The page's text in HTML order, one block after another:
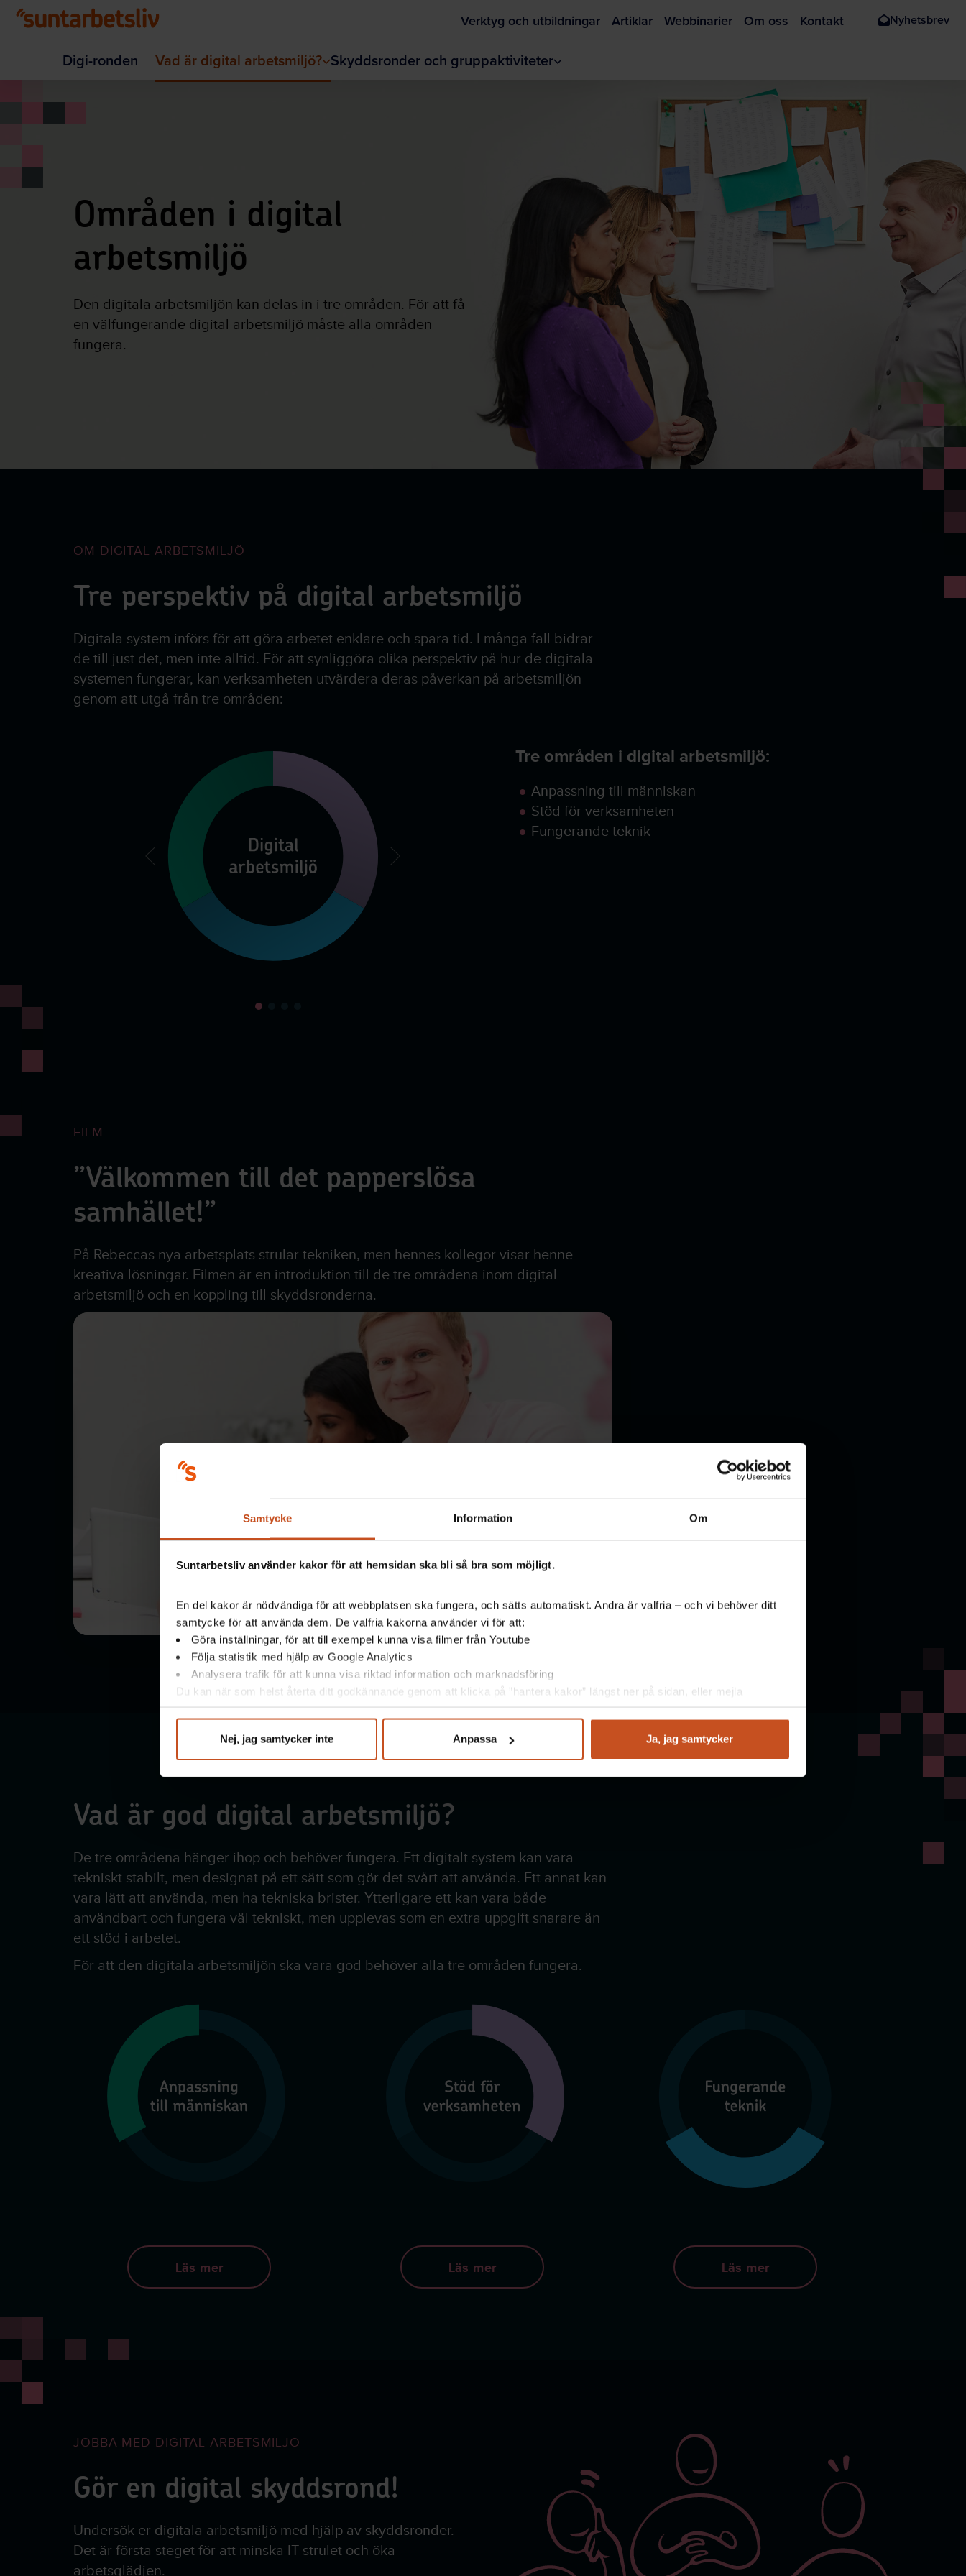
Samtycke Information Om
Suntarbetsliv använder kakor för att hemsidan ska bli så bra som möjligt.
En del kakor är nödvändiga för att webbplatsen ska fungera, och sätts automatiskt. Andra är valfria – och vi behöver ditt
samtycke för att använda dem. De valfria kakorna använder vi för att:
Göra inställningar, för att till exempel kunna visa filmer från Youtube
Följa statistik med hjälp av Google Analytics
Analysera trafik för att kunna visa riktad information och marknadsföring
Du kan när som helst återta ditt godkännande genom att klicka på ”hantera kakor” längst ner på sidan, eller mejla
integritet@suntarbetsliv.se.
Nej, jag samtycker inte Anpassa Ja, jag samtycker
Verktyg och utbildningar Artiklar Webbinarier Om oss Kontakt Nyhetsbrev
Digi-ronden Vad är digital arbetsmiljö? Skyddsronder och gruppaktiviteter
Områden i digital
arbetsmiljö
Den digitala arbetsmiljön kan delas in i tre områden. För att få
en välfungerande digital arbetsmiljö måste alla områden
fungera.
OM DIGITAL ARBETSMILJÖ
Tre perspektiv på digital arbetsmiljö
Digitala system införs för att göra arbetet enklare och spara tid. I många fall bidrar
de till just det, men inte alltid. För att synliggöra olika perspektiv på hur de digitala
systemen fungerar, kan verksamheten utvärdera deras påverkan på arbetsmiljön
genom att utgå från tre områden:
Tre områden i digital arbetsmiljö:
Anpassning till människan
Stöd för verksamheten
Fungerande teknik
FILM
”Välkommen till det papperslösa
samhället!”
På Rebeccas nya arbetsplats strular tekniken, men hennes kollegor visar henne
kreativa lösningar. Filmen är en introduktion till de tre områdena inom digital
arbetsmiljö och en koppling till skyddsronderna.
Vad är god digital arbetsmiljö?
De tre områdena hänger ihop och behöver fungera. Ett digitalt system kan vara
tekniskt stabilt, men designat på ett sätt som gör det svårt att använda. Ett annat kan
vara lätt att använda, men ha tekniska brister. Ytterligare ett kan vara både
användbart och fungera väl tekniskt, men upplevas som en extra uppgift snarare än
ett stöd i arbetet.
För att den digitala arbetsmiljön ska vara god behöver alla tre områden fungera.
Läs mer Läs mer Läs mer
JOBBA MED DIGITAL ARBETSMILJÖ
Gör en digital skyddsrond!
Undersök er digitala arbetsmiljö med hjälp av skyddsronder.
Det är första steget för att minska IT-strulet och öka
arbetsglädjen.